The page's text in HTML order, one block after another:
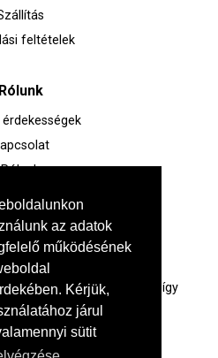
az adatok
működésének
Kérjük,
járul
sütit
feltételek
Rólunk
érdekességek
Rólunk
van?
30 285 0905
rendelkeznek, így
fordulhatsz hozzájuk.